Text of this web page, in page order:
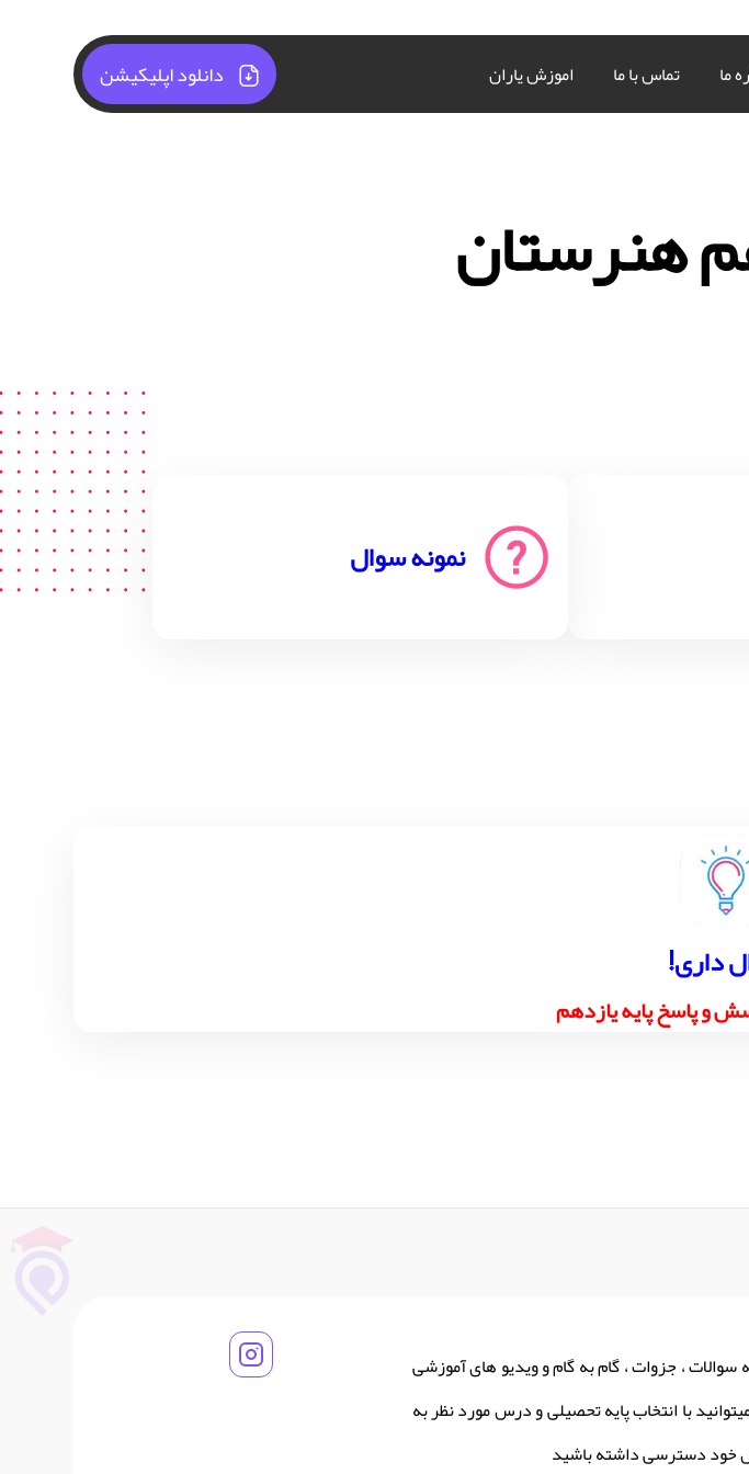
ما تماس با ما اموزش یاران دانلود اپلیکیشن
هنرستان
نمونه سوال
داری
و پاسخ پایه یازدهم
، جزوات ، گام به گام و ویدیو های آموزشی
با انتخاب پایه تحصیلی و درس مورد نظر به
خود دسترسی داشته باشید